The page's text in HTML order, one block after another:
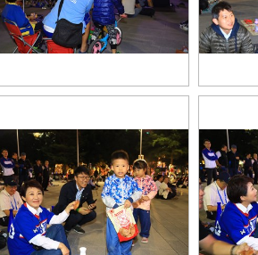
TSAI7732